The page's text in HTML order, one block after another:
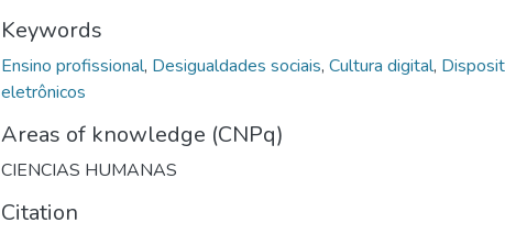
Keywords
Ensino profissional, Desigualdades sociais, Cultura digital,
eletrônicos
Areas of knowledge (CNPq)
CIENCIAS HUMANAS
Citation